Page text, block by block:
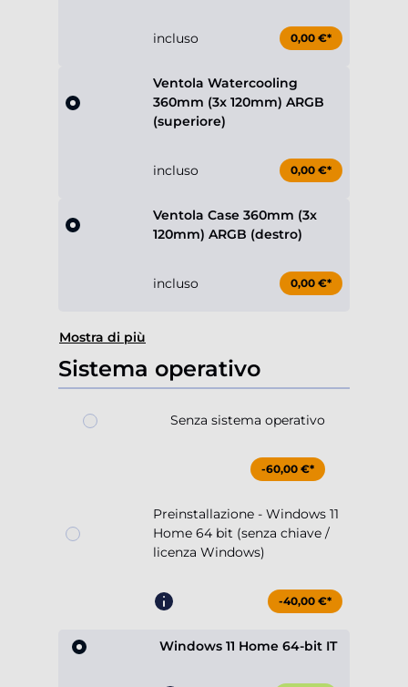
incluso 0,00 €*
Ventola Watercooling
360mm (3x 120mm) ARGB
(superiore)
incluso 0,00 €*
Ventola Case 360mm (3x
120mm) ARGB (destro)
incluso 0,00 €*
Mostra di più
Sistema operativo
Senza sistema operativo
-60,00 €*
Preinstallazione - Windows 11
Home 64 bit (senza chiave /
licenza Windows)
-40,00 €*
Windows 11 Home 64-bit IT